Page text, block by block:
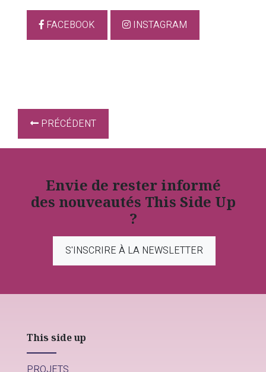
FACEBOOK INSTAGRAM
PRÉCÉDENT
Envie de rester informé
des nouveautés This Side Up
?
S'INSCRIRE À LA NEWSLETTER
This side up